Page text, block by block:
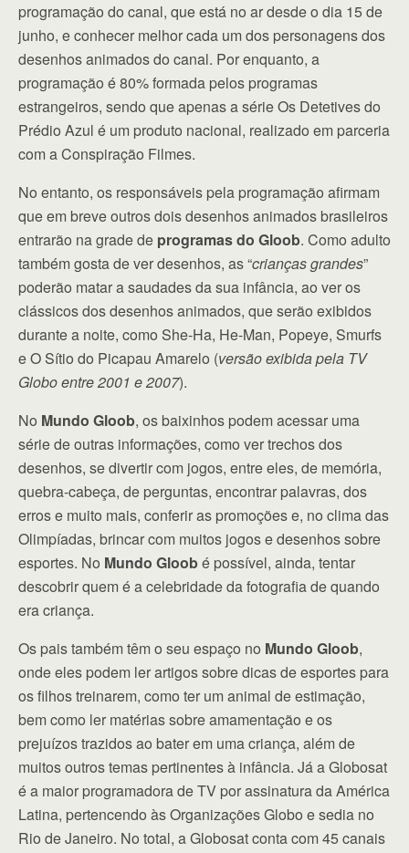
programação do canal, que está no ar desde o dia 15 de
junho, e conhecer melhor cada um dos personagens dos
desenhos animados do canal. Por enquanto, a
programação é 80% formada pelos programas
estrangeiros, sendo que apenas a série Os Detetives do
Prédio Azul é um produto nacional, realizado em parceria
com a Conspiração Filmes.
No entanto, os responsáveis pela programação afirmam
que em breve outros dois desenhos animados brasileiros
entrarão na grade de programas do Gloob. Como adulto
também gosta de ver desenhos, as “crianças grandes”
poderão matar a saudades da sua infância, ao ver os
clássicos dos desenhos animados, que serão exibidos
durante a noite, como She-Ha, He-Man, Popeye, Smurfs
e O Sítio do Picapau Amarelo (versão exibida pela TV
Globo entre 2001 e 2007).
No Mundo Gloob, os baixinhos podem acessar uma
série de outras informações, como ver trechos dos
desenhos, se divertir com jogos, entre eles, de memória,
quebra-cabeça, de perguntas, encontrar palavras, dos
erros e muito mais, conferir as promoções e, no clima das
Olimpíadas, brincar com muitos jogos e desenhos sobre
esportes. No Mundo Gloobé possível, ainda, tentar
descobrir quem é a celebridade da fotografia de quando
era criança.
Os pais também têm o seu espaço no Mundo Gloob,
onde eles podem ler artigos sobre dicas de esportes para
os filhos treinarem, como ter um animal de estimação,
bem como ler matérias sobre amamentação e os
prejuízos trazidos ao bater em uma criança, além de
muitos outros temas pertinentes à infância. Já a Globosat
é a maior programadora de TV por assinatura da América
Latina, pertencendo às Organizações Globo e sedia no
Rio de Janeiro. No total, a Globosat conta com 45 canais